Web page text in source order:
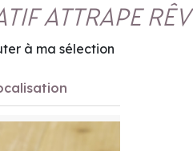
ATTRAPE
à ma sélection